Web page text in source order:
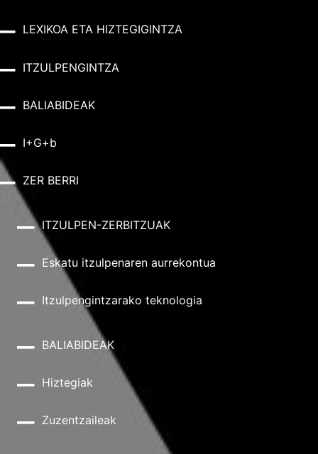
LEXIKOA ETA HIZTEGIGINTZA
ITZULPENGINTZA
BALIABIDEAK
I+G+b
ZER BERRI
ITZULPEN-ZERBITZUAK
Eskatu itzulpenaren aurrekontua
Itzulpengintzarako teknologia
BALIABIDEAK
Hiztegiak
Zuzentzaileak